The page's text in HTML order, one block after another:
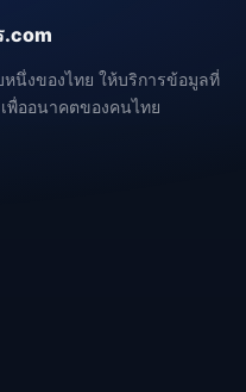
.com
นึ่งของไทย ให้บริการข้อมูลที่
ออนาคตของคนไทย